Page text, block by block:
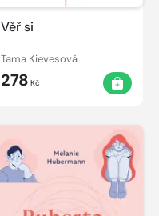
Věř si
Tama Kievesová
278 Kč